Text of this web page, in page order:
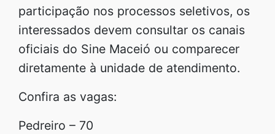
participação nos processos seletivos, os
interessados devem consultar os canais
oficiais do Sine Maceió ou comparecer
diretamente à unidade de atendimento.
Confira as vagas:
Pedreiro – 70